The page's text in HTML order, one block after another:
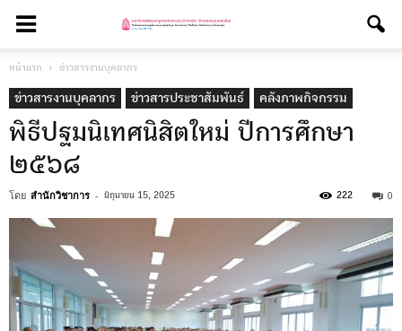
หน้าแรก ข่าวสารงานบุคลากร
ข่าวสารงานบุคลากร ข่าวสารประชาสัมพันธ์ คลังภาพกิจกรรม
พิธีปฐมนิเทศนิสิตใหม่ ปีการศึกษา
๒๕๖๘
โดย สำนักวิชาการ - มิถุนายน 15, 2025 0
222